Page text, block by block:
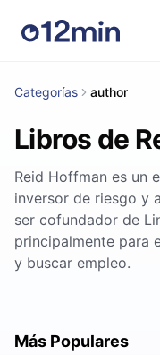
Categorías author
Libros de
Reid Hoffman es un
inversor de riesgo y
ser cofundador de
principalmente para
y buscar empleo.
Más Populares